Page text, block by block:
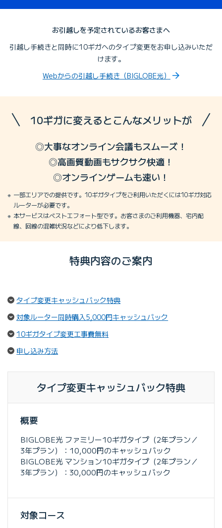
お引越しを予定されているお客さまへ
引越し手続きと同時に10ギガへのタイプ変更をお申し込みいただ
けます。
Webからの引越し手続き（BIGLOBE光）
10ギガに変えるとこんなメリットが
◎大事なオンライン会議もスムーズ！
◎高画質動画もサクサク快適！
◎オンラインゲームも速い！
一部エリアでの提供です。10ギガタイプをご利用いただくには10ギガ対応
ルーターが必要です。
本サービスはベストエフォート型です。お客さまのご利用機器、宅内配
線、回線の混雑状況などにより低下します。
特典内容のご案内
タイプ変更キャッシュバック特典（ページ内リンク）
対象ルーター同時購入5,000円キャッシュバック
10ギガタイプ変更工事費無料（ページ内リンク）
申し込み方法（ページ内リンク）
タイプ変更キャッシュバック特典
概要
BIGLOBE光 ファミリー10ギガタイプ（2年プラン／
3年プラン）：10,000円のキャッシュバック
BIGLOBE光 マンション10ギガタイプ（2年プラン／
3年プラン）：30,000円のキャッシュバック
対象コース